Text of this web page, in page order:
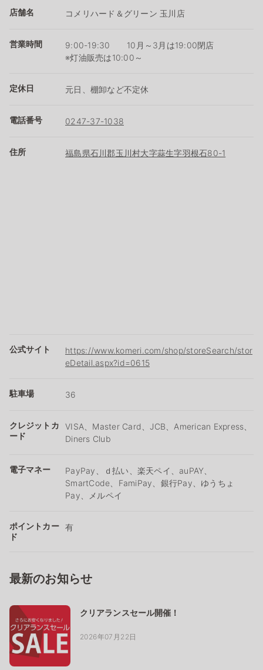
店舗名 コメリハード＆グリーン 玉川店
営業時間
9:00-19:30 10月～3月は19:00閉店
※灯油販売は10:00～
定休日 元日、棚卸など不定休
電話番号 0247-37-1038
住所 福島県石川郡玉川村大字蒜生字羽根石80-1
公式サイト
https://www.komeri.com/shop/storeSearch/stor
eDetail.aspx?id=0615
駐車場 36
クレジットカ
ード
VISA、Master Card、JCB、American Express、
Diners Club
電子マネー
PayPay、ｄ払い、楽天ペイ、auPAY、
SmartCode、FamiPay、銀行Pay、ゆうちょ
Pay、メルペイ
ポイントカー
ド
有
最新のお知らせ
クリアランスセール開催！
2026年07月22日